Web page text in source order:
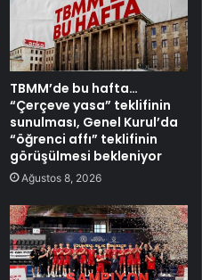
TBMM’de bu hafta…
“Çerçeve yasa” teklifinin
sunulması, Genel Kurul’da
“öğrenci affı” teklifinin
görüşülmesi bekleniyor
Ağustos 8, 2026